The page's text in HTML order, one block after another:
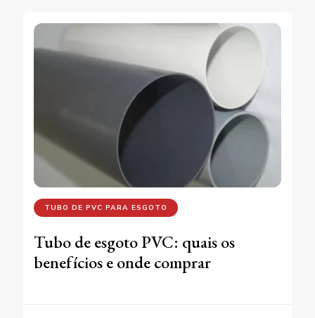
TUBO DE PVC PARA ESGOTO
Tubo de esgoto PVC: quais os
benefícios e onde comprar